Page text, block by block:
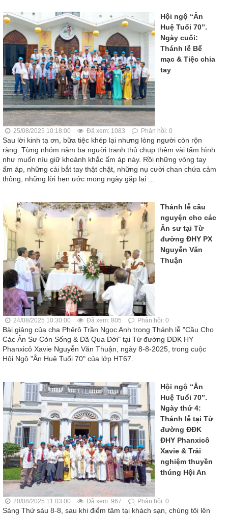
Hội ngộ “Ân
Huệ Tuổi 70”.
Ngày cuối:
Thánh lễ Bế
mạc & Tiệc chia
tay
25/08/2025 10:18:00 Đã xem: 1083 Phản hồi: 0
Sau lời kinh tạ ơn, bữa tiệc khép lại nhưng lòng người còn rộn
ràng. Từng nhóm năm ba người tranh thủ chụp thêm vài tấm hình
như muốn níu giữ khoảnh khắc ấm áp này. Rồi những vòng tay
ấm áp, những cái bắt tay thật chặt, những nụ cười chan chứa cảm
thông, những lời hẹn ước mong ngày gặp lại ...
Thánh lễ cầu
nguyện cho các
Ân sư tại Từ
đường ĐHY PX
Nguyễn Văn
Thuận
24/08/2025 10:30:00 Đã xem: 805 Phản hồi: 0
Bài giảng của cha Phêrô Trần Ngọc Anh trong Thánh lễ "Cầu Cho
Các Ân Sư Còn Sống & Đã Qua Đời" tại Từ đường ĐĐK HY
Phanxicô Xavie Nguyễn Văn Thuận, ngày 8-8-2025, trong cuộc
Hội Ngộ "Ân Huệ Tuổi 70" của lớp HT67.
Hội ngộ “Ân
Huệ Tuổi 70”.
Ngày thứ 4:
Thánh lễ tại Từ
đường ĐĐK
ĐHY Phanxicô
Xavie & Trải
nghiệm thuyền
thúng Hội An
20/08/2025 11:03:00 Đã xem: 967 Phản hồi: 0
Sáng Thứ sáu 8-8, sau khi điểm tâm tại khách sạn, chúng tôi lên